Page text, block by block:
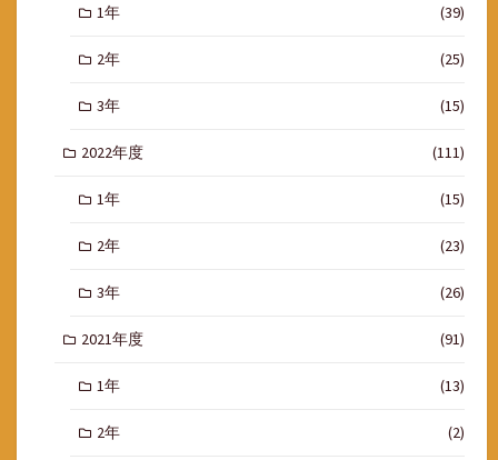
1年 (39)
2年 (25)
3年 (15)
2022年度 (111)
1年 (15)
2年 (23)
3年 (26)
2021年度 (91)
1年 (13)
2年 (2)